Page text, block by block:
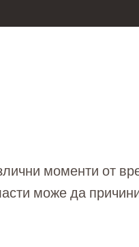
моменти от
може да